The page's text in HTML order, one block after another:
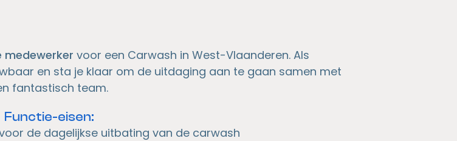
medewerker voor een Carwash in West-Vlaanderen. Als
en sta je klaar om de uitdaging aan te gaan samen met
fantastisch team.
Functie-eisen:
de dagelijkse uitbating van de carwash